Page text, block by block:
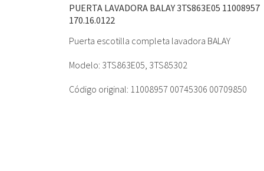
PUERTA LAVADORA BALAY 3TS863E05 11008957
170.16.0122
Puerta escotilla completa lavadora BALAY
Modelo: 3TS863E05, 3TS85302
Código original: 11008957 00745306 00709850